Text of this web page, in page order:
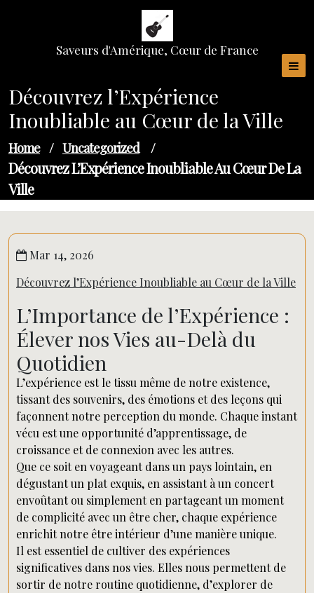
Saveurs d'Amérique, Cœur de France
Découvrez l’Expérience
Inoubliable au Cœur de la Ville
Home / Uncategorized /
Découvrez L’Expérience Inoubliable Au Cœur De La
Ville
Mar 14, 2026
Découvrez l’Expérience Inoubliable au Cœur de la Ville
L’Importance de l’Expérience :
Élever nos Vies au-Delà du
Quotidien
L’expérience est le tissu même de notre existence,
tissant des souvenirs, des émotions et des leçons qui
façonnent notre perception du monde. Chaque instant
vécu est une opportunité d’apprentissage, de
croissance et de connexion avec les autres.
Que ce soit en voyageant dans un pays lointain, en
dégustant un plat exquis, en assistant à un concert
envoûtant ou simplement en partageant un moment
de complicité avec un être cher, chaque expérience
enrichit notre être intérieur d’une manière unique.
Il est essentiel de cultiver des expériences
significatives dans nos vies. Elles nous permettent de
sortir de notre routine quotidienne, d’explorer de